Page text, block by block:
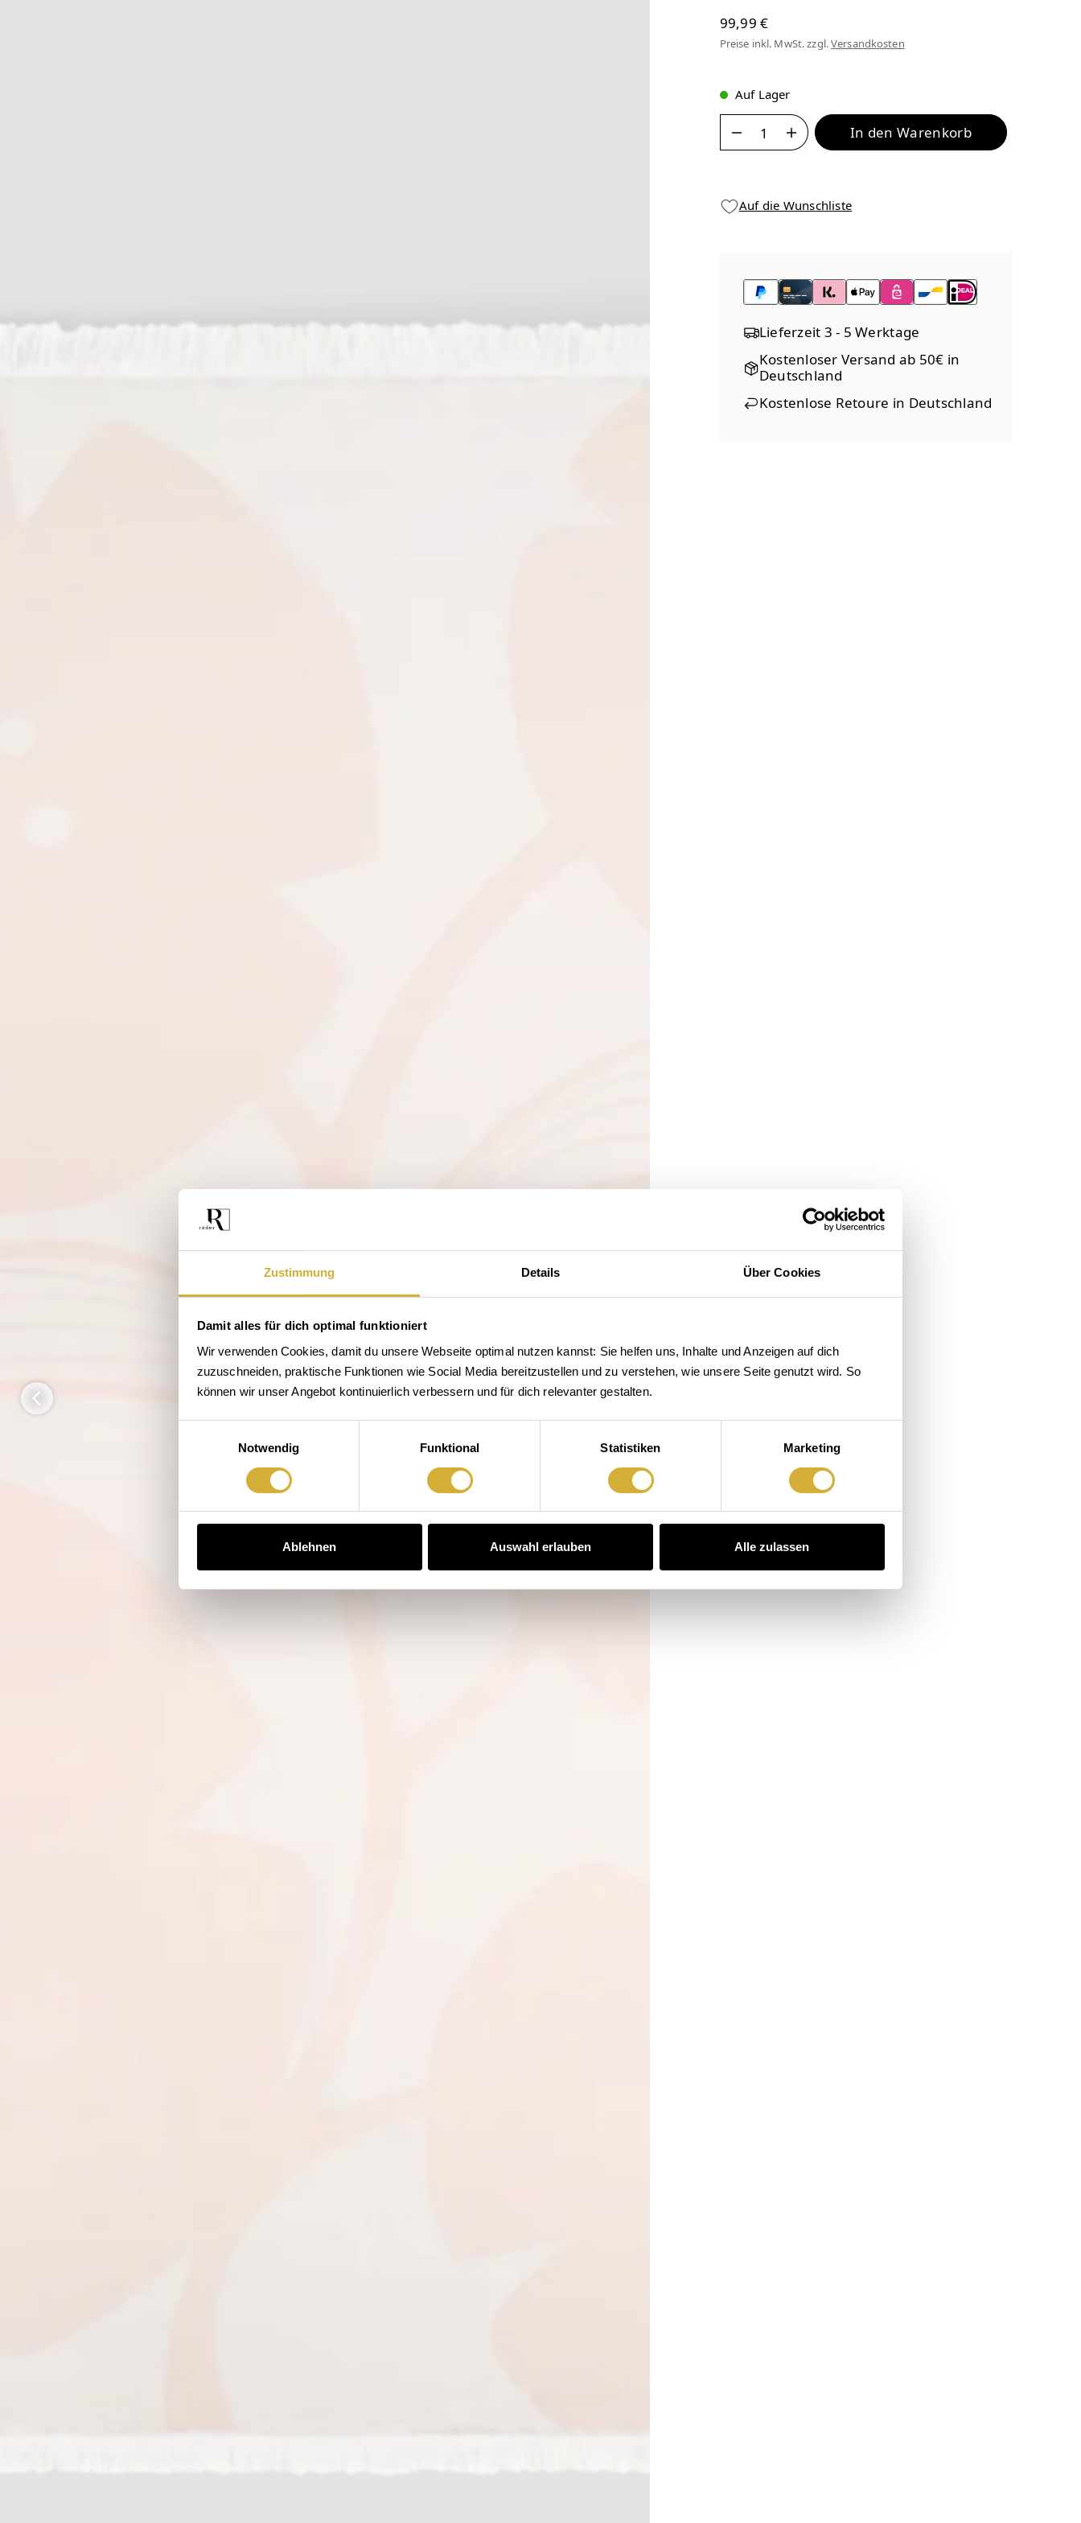
Zustimmung Details Über Cookies
Damit alles für dich optimal funktioniert
Wir verwenden Cookies, damit du unsere Webseite optimal nutzen kannst: Sie helfen uns, Inhalte und Anzeigen auf dich
zuzuschneiden, praktische Funktionen wie Social Media bereitzustellen und zu verstehen, wie unsere Seite genutzt wird. So
können wir unser Angebot kontinuierlich verbessern und für dich relevanter gestalten.
Notwendig
Funktional Statistiken Marketing
Ablehnen Auswahl erlauben Alle zulassen
99,99 €
Preise inkl. MwSt. zzgl.Versandkosten
Auf Lager
In den Warenkorb
Auf die Wunschliste
Lieferzeit 3 - 5 Werktage
Kostenloser Versand ab 50€ in
Deutschland
Kostenlose Retoure in Deutschland